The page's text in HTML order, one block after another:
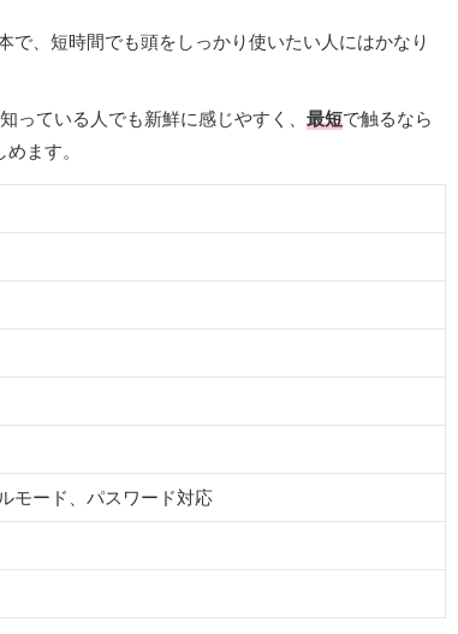
で、短時間でも頭をしっかり使いたい人にはかなり
っている人でも新鮮に感じやすく、 最短で触るなら
ます。
モード、パスワード対応